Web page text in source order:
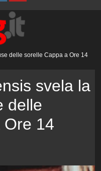
delle sorelle Cappa a Ore 14
svela la
delle
Ore 14